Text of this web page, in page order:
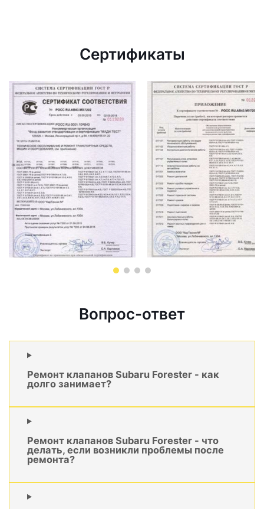
Сертификаты
Вопрос-ответ
Ремонт клапанов Subaru Forester - как
долго занимает?
Ремонт клапанов Subaru Forester - что
делать, если возникли проблемы после
ремонта?